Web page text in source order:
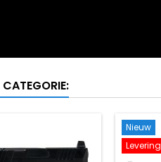
CATEGORIE:
Nieuw